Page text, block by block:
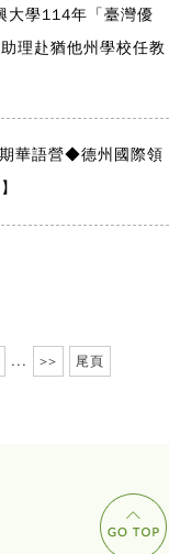
大學114年「臺灣優
理赴猶他州學校任教
華語營◆德州國際領
... >> 尾頁